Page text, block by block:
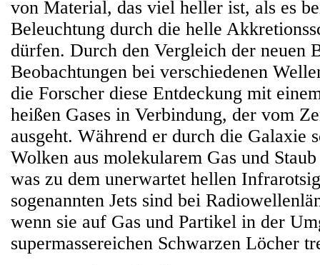
von Material, das viel heller ist, als es
Beleuchtung durch die helle
dürfen. Durch den Vergleich der neuen
Beobachtungen bei verschiedenen
die Forscher diese Entdeckung mit
heißen Gases in Verbindung, der vom
ausgeht. Während er durch die Galaxie
Wolken aus molekularem Gas und
was zu dem unerwartet hellen
sogenannten Jets sind bei
wenn sie auf Gas und Partikel in der
supermassereichen Schwarzen Löcher